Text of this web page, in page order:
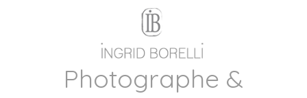
Photographe &